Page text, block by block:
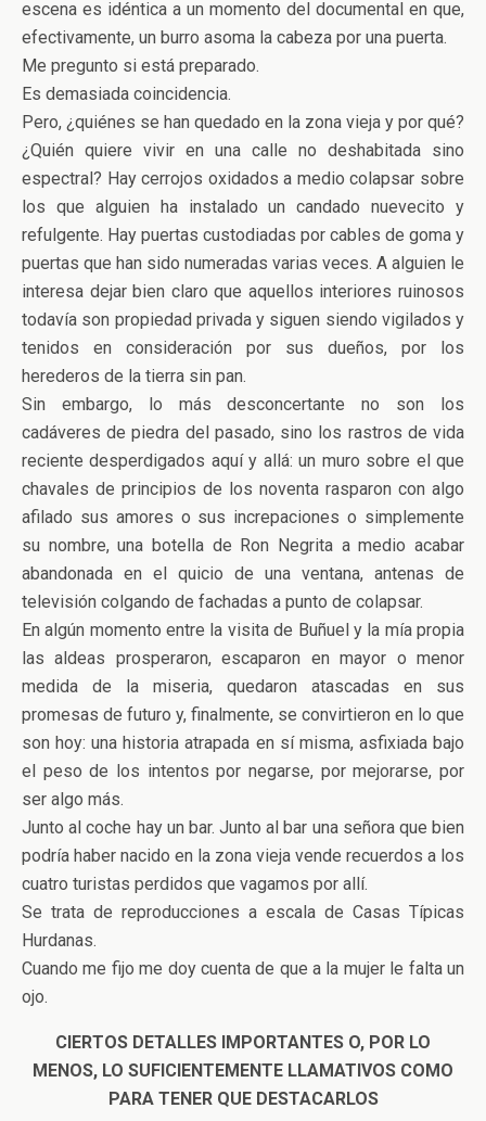
escena es idéntica a un momento del documental en que,
efectivamente, un burro asoma la cabeza por una puerta.
Me pregunto si está preparado.
Es demasiada coincidencia.
Pero, ¿quiénes se han quedado en la zona vieja y por qué?
¿Quién quiere vivir en una calle no deshabitada sino
espectral? Hay cerrojos oxidados a medio colapsar sobre
los que alguien ha instalado un candado nuevecito y
refulgente. Hay puertas custodiadas por cables de goma y
puertas que han sido numeradas varias veces. A alguien le
interesa dejar bien claro que aquellos interiores ruinosos
todavía son propiedad privada y siguen siendo vigilados y
tenidos en consideración por sus dueños, por los
herederos de la tierra sin pan.
Sin embargo, lo más desconcertante no son los
cadáveres de piedra del pasado, sino los rastros de vida
reciente desperdigados aquí y allá: un muro sobre el que
chavales de principios de los noventa rasparon con algo
afilado sus amores o sus increpaciones o simplemente
su nombre, una botella de Ron Negrita a medio acabar
abandonada en el quicio de una ventana, antenas de
televisión colgando de fachadas a punto de colapsar.
En algún momento entre la visita de Buñuel y la mía propia
las aldeas prosperaron, escaparon en mayor o menor
medida de la miseria, quedaron atascadas en sus
promesas de futuro y, finalmente, se convirtieron en lo que
son hoy: una historia atrapada en sí misma, asfixiada bajo
el peso de los intentos por negarse, por mejorarse, por
ser algo más.
Junto al coche hay un bar. Junto al bar una señora que bien
podría haber nacido en la zona vieja vende recuerdos a los
cuatro turistas perdidos que vagamos por allí.
Se trata de reproducciones a escala de Casas Típicas
Hurdanas.
Cuando me fijo me doy cuenta de que a la mujer le falta un
ojo.
CIERTOS DETALLES IMPORTANTES O, POR LO
MENOS, LO SUFICIENTEMENTE LLAMATIVOS COMO
PARA TENER QUE DESTACARLOS